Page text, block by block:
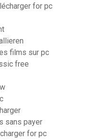
for pc
films sur pc
free
sans payer
for pc